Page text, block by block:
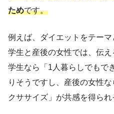
ためです。
例えば、ダイエットをテー
学生と産後の女性では、伝
学生なら「1人暮らしでもで
りそうですし、産後の女性
クササイズ」が共感を得られ